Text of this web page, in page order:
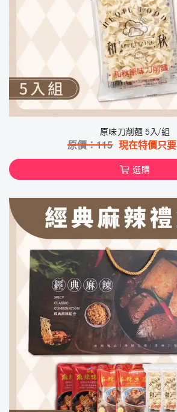
原味刀削麵 5入/組
原價：115 現在特價只要
選購